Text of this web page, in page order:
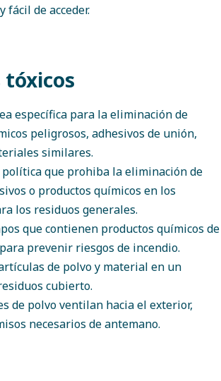
fácil de acceder.
tóxicos
específica para la eliminación de
peligrosos, adhesivos de unión,
similares.
política que prohiba la eliminación de
o productos químicos en los
los residuos generales.
que contienen productos químicos de
prevenir riesgos de incendio.
de polvo y material en un
cubierto.
de polvo ventilan hacia el exterior,
necesarios de antemano.